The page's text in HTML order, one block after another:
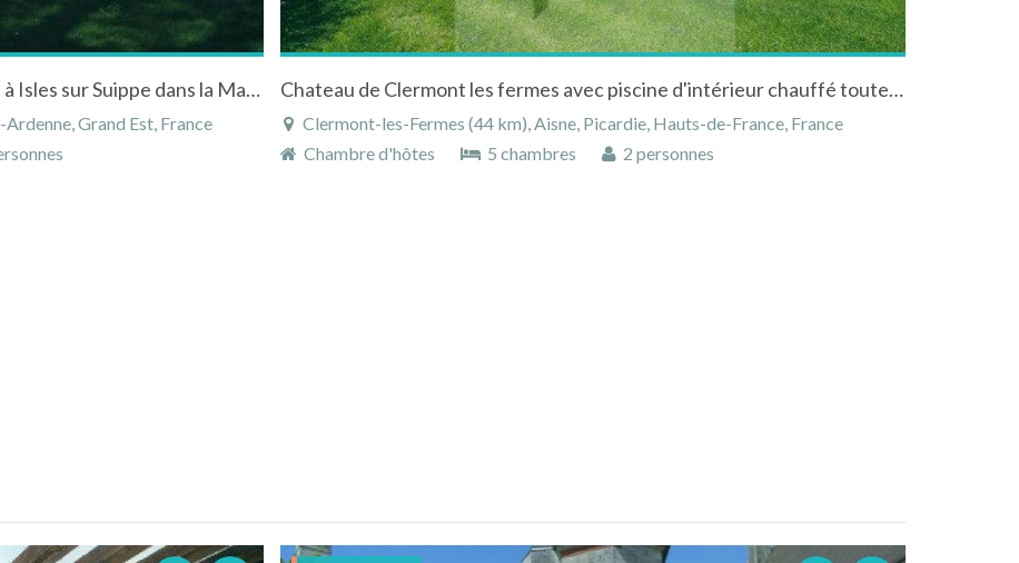
Chambre d'hotes "Le Pavillon de Nathalie" à Isles sur Suippe dans la Marne en Champagne-Ardenne
Grand Est, France
Chateau de Clermont les fermes avec piscine d'intérieur chauffé toute l'année
Clermont-les-Fermes (44 km), Aisne, Picardie, Hauts-de-France, France
Chambre d'hôtes
5 chambres 2 personnes